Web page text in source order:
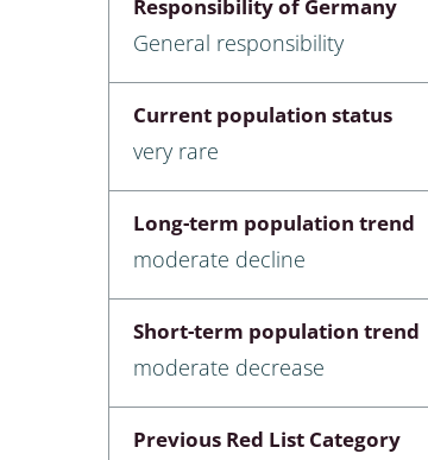
Diptera: Thaumaleidae
Lepidoptera: Noctuoidea
Diptera: Ceratopogonidae
Responsibility of Germany
General responsibility
Current population status
very rare
Long-term population trend
moderate decline
Short-term population trend
moderate decrease
Previous Red List Category